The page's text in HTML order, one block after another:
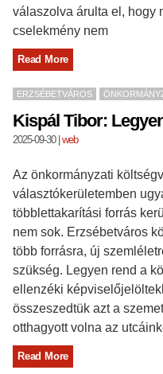
válaszolva árulta el, hogy
cselekmény nem
Read More
ERZSÉBETVÁROS
Kispál Tibor:
2025-09-30| web
Az önkormányzati
választókerületemben
többlettakarítási forrás
nem sok. Erzsébetváros
több forrásra, új
szükség. Legyen rend a
ellenzéki
összeszedtük azt a
otthagyott volna az
Read More